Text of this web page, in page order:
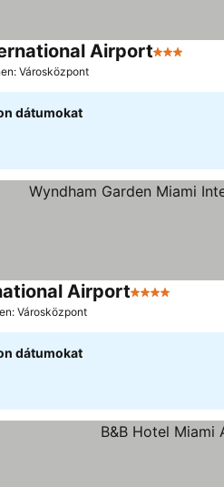
Airport3 Kategória
Városközpont
dátumokat
Airport4 Kategória
Városközpont
dátumokat